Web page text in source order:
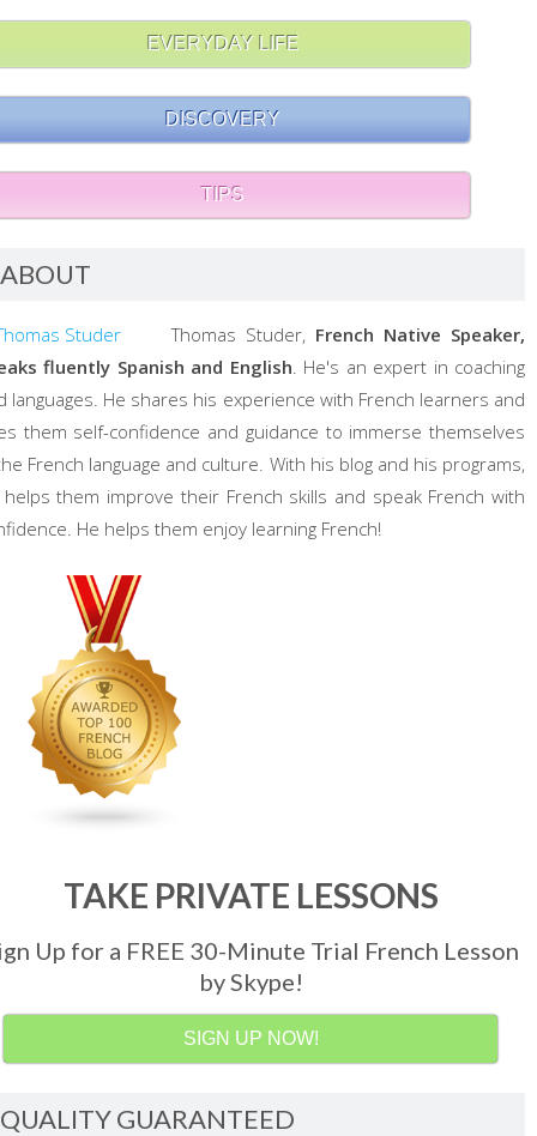
EVERYDAY LIFE
DISCOVERY
TIPS
ABOUT
Thomas Studer, French Native Speaker,
fluently Spanish and English . He's an expert in coaching
languages. He shares his experience with French learners and
them self-confidence and guidance to immerse themselves
French language and culture. With his blog and his programs,
them improve their French skills and speak French with
He helps them enjoy learning French!
TAKE PRIVATE LESSONS
Up for a FREE 30-Minute Trial French Lesson
by Skype!
SIGN UP NOW!
QUALITY GUARANTEED